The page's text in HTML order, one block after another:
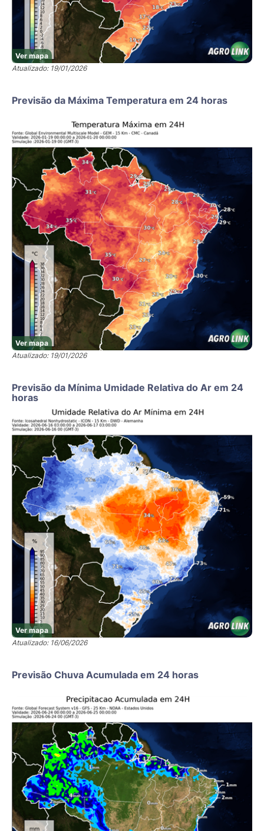
Ver mapa
Atualizado: 19/01/2026
Previsão da Máxima Temperatura em 24 horas
Ver mapa
Atualizado: 19/01/2026
Previsão da Mínima Umidade Relativa do Ar em 24
horas
Ver mapa
Atualizado: 16/06/2026
Previsão Chuva Acumulada em 24 horas